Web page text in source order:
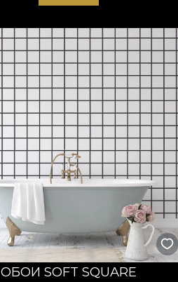
ОБОИ SOFT SQUARE